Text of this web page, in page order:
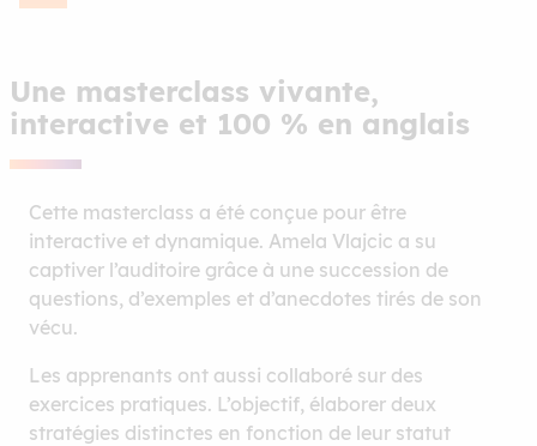
Une masterclass vivante,
interactive et 100 % en anglais
Cette masterclass a été conçue pour être
interactive et dynamique. Amela Vlajcic a su
captiver l’auditoire grâce à une succession de
questions, d’exemples et d’anecdotes tirés de son
vécu.
Les apprenants ont aussi collaboré sur des
exercices pratiques. L’objectif, élaborer deux
stratégies distinctes en fonction de leur statut